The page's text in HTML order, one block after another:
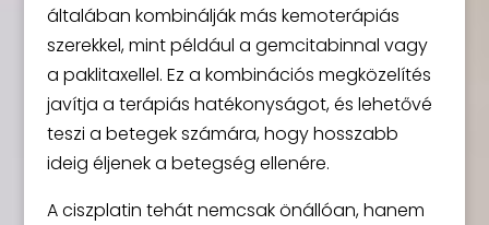
általában kombinálják más kemoterápiás
szerekkel, mint például a gemcitabinnal vagy
a paklitaxellel. Ez a kombinációs megközelítés
javítja a terápiás hatékonyságot, és lehetővé
teszi a betegek számára, hogy hosszabb
ideig éljenek a betegség ellenére.
A ciszplatin tehát nemcsak önállóan, hanem